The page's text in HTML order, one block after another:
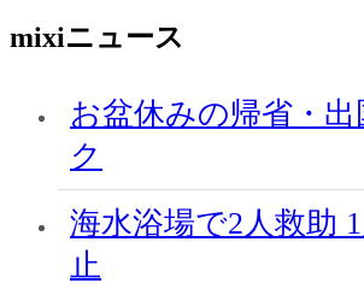
mixiニュース
お盆休みの帰省・
ク
海水浴場で2人救助
止